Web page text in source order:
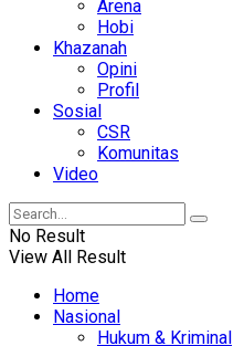
Arena
Hobi
Khazanah
Opini
Profil
Sosial
CSR
Komunitas
Video
No Result
View All Result
Home
Nasional
Hukum & Kriminal